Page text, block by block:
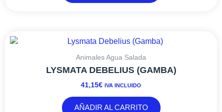
Animales Agua Salada
LYSMATA DEBELIUS (GAMBA)
41,15€ IVA INCLUIDO
AÑADIR AL CARRITO